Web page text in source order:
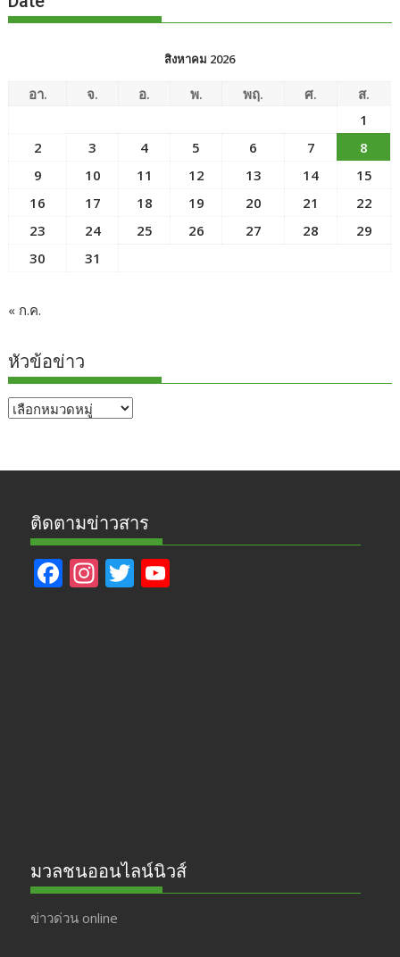
สิงหาคม 2026
อา. จ. อ. พ. พฤ. ศ.
ส.
1
2
3 4 5 6 7
8
9
10 11 12 13 14
15
16
17 18 19 20 21
22
23
24 25 26 27 28
29
30
31
« ก.ค.
หัวข้อข่าว
หัวข้อ
ติดตามข่าวสาร
F In T
มวลชนออนไลน์นิวส์
ข่าวด่วน online